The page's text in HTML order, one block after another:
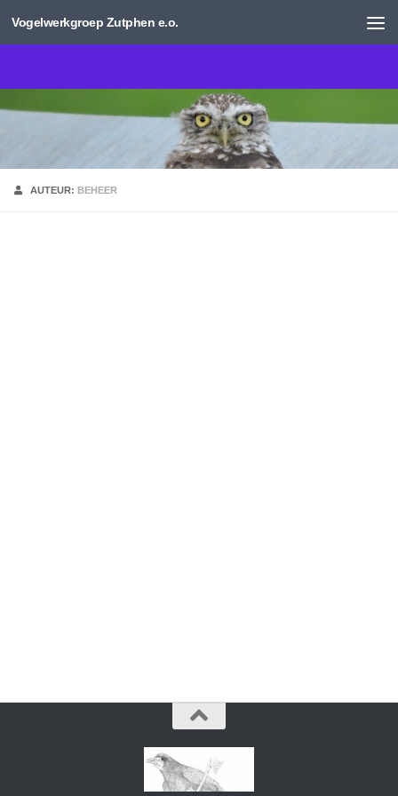
Doorgaan naar inhoud
Vogelwerkgroep Zutphen e.o.
AUTEUR: BEHEER